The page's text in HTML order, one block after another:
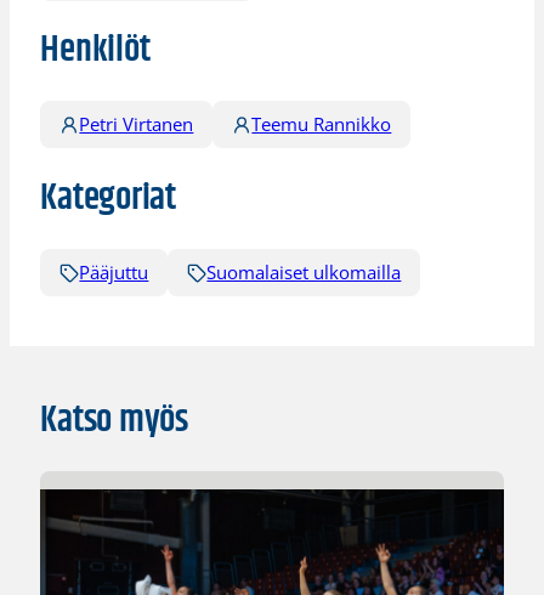
Henkilöt
Petri Virtanen Teemu Rannikko
Kategoriat
Pääjuttu Suomalaiset ulkomailla
Katso myös